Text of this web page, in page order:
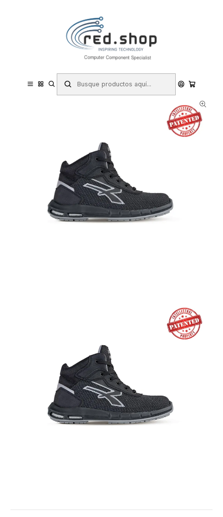
Haga Click Aqui
Hogar y Electrodomésticos Bricolaje
Prevención y Seguridad Ropa de Trabajo Calzado de Seguridad
Botas de Seguridad
Upower Velar Plus S ESD Calzado de Seguridad - Talla 46 - Puntera
AirToe Aluminium, Antipinchazos, Alta Resistencia a la Abrasion,